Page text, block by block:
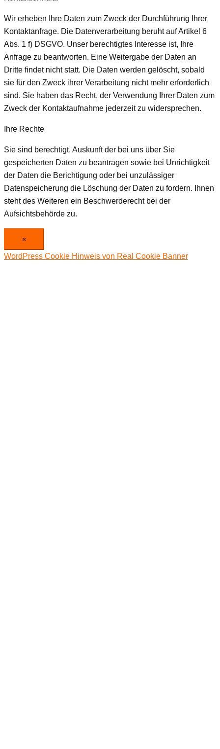
Wir erheben Ihre Daten zum Zweck der Durchführung Ihrer
Kontaktanfrage. Die Datenverarbeitung beruht auf Artikel 6
Abs. 1 f) DSGVO. Unser berechtigtes Interesse ist, Ihre
Anfrage zu beantworten. Eine Weitergabe der Daten an
Dritte findet nicht statt. Die Daten werden gelöscht, sobald
sie für den Zweck ihrer Verarbeitung nicht mehr erforderlich
sind. Sie haben das Recht, der Verwendung Ihrer Daten zum
Zweck der Kontaktaufnahme jederzeit zu widersprechen.
Ihre Rechte
Sie sind berechtigt, Auskunft der bei uns über Sie
gespeicherten Daten zu beantragen sowie bei Unrichtigkeit
der Daten die Berichtigung oder bei unzulässiger
Datenspeicherung die Löschung der Daten zu fordern. Ihnen
steht des Weiteren ein Beschwerderecht bei der
Aufsichtsbehörde zu.
×
WordPress Cookie Hinweis von Real Cookie Banner